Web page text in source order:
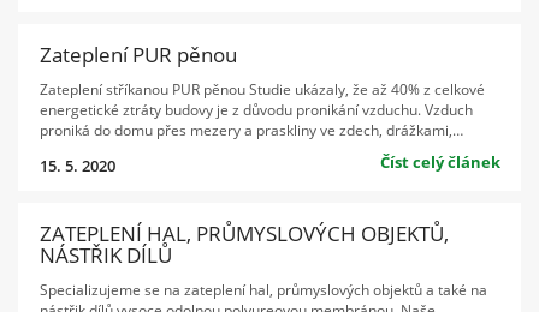
Zateplení PUR pěnou
Zateplení stříkanou PUR pěnou Studie ukázaly, že až 40% z celkové
energetické ztráty budovy je z důvodu pronikání vzduchu. Vzduch
proniká do domu přes mezery a praskliny ve zdech, drážkami,…
15. 5. 2020 Číst celý článek
ZATEPLENÍ HAL, PRŮMYSLOVÝCH OBJEKTŮ,
NÁSTŘIK DÍLŮ
Specializujeme se na zateplení hal, průmyslových objektů a také na